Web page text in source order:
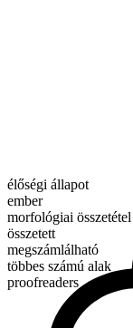
élőségi állapot
ember
morfológiai összetétel
összetett
megszámlálható
többes számú alak
proofreaders